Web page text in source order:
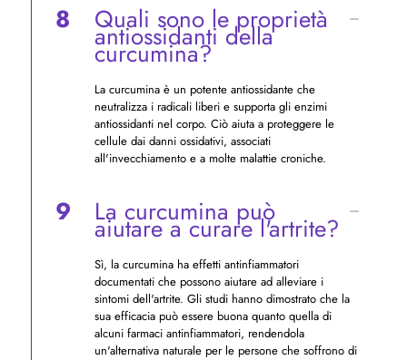
8 Quali sono le proprietà
antiossidanti della
curcumina?
La curcumina è un potente antiossidante che
neutralizza i radicali liberi e supporta gli enzimi
antiossidanti nel corpo. Ciò aiuta a proteggere le
cellule dai danni ossidativi, associati
all'invecchiamento e a molte malattie croniche.
9 La curcumina può
aiutare a curare l'artrite?
Sì, la curcumina ha effetti antinfiammatori
documentati che possono aiutare ad alleviare i
sintomi dell'artrite. Gli studi hanno dimostrato che la
sua efficacia può essere buona quanto quella di
alcuni farmaci antinfiammatori, rendendola
un'alternativa naturale per le persone che soffrono di